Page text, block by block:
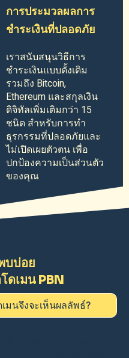
การประมวลผลการ
ชำระเงินที่ปลอดภัย
เราสนับสนุนวิธีการ
ชำระเงินแบบดั้งเดิม
รวมถึง Bitcoin,
Ethereum และสกุลเงิน
ดิจิทัลเพิ่มเติมกว่า 15
ชนิด สำหรับการทำ
ธุรกรรมที่ปลอดภัยและ
ไม่เปิดเผยตัวตน เพื่อ
ปกป้องความเป็นส่วนตัว
ของคุณ
บบ่อย
ดเมน PBN
มนจึงจะเห็นผลลัพธ์?